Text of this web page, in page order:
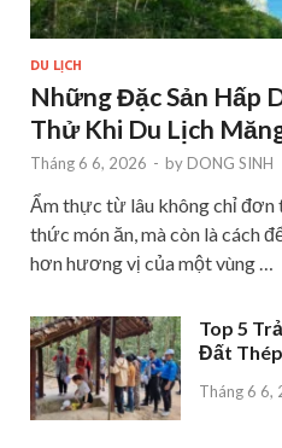
DU LỊCH
Những Đặc Sản Hấp
Thử Khi Du Lịch
Tháng 6 6, 2026 - by DONG SINH
Ẩm thực từ lâu không chỉ đơn
thức món ăn, mà còn là cách
hơn hương vị của một vùng …
Top 5
Đất Thép
Tháng 6 6,